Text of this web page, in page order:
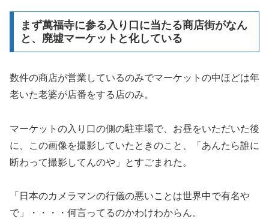
まず萬福寺に参る入り口に当たる商店街がなん
と、廃墟マーケットと化している
数件の商店が営業しているのみでマーケットの中ほどは年
老いた老婆が店番をする店のみ。
マーケットの入り口の側の駐車場で、お昼をいただいた後
に、この画像を撮影していたときのこと、「あんたら誰に
断わって撮影してんのや」とすごまれた。
「日本のカメラマンの行儀の悪いことは世界中で有名や
で」・・・・何言ってるのかわけわからん。